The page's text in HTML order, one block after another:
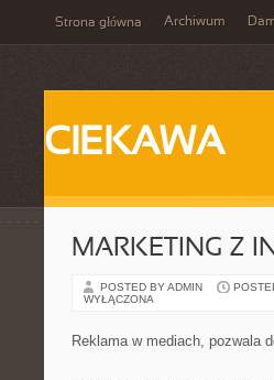
Strona główna Archiwum
CIEKAWA
MARKETING Z
POSTED BY ADMIN
WYŁĄCZONA
Reklama w mediach, pozwala